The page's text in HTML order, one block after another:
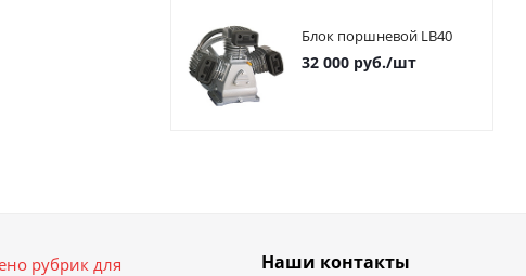
Блок поршневой LB40
32 000руб./шт
рубрик для
Наши контакты